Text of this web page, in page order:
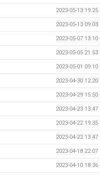
2023-05-13 19:25
2023-05-13 09:03
2023-05-07 13:10
2023-05-05 21:53
2023-05-01 09:10
2023-04-30 12:20
2023-04-29 15:50
2023-04-23 13:47
2023-04-22 19:35
2023-04-22 13:47
2023-04-18 22:07
2023-04-10 18:36